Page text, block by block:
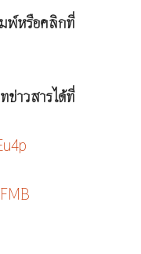
พ์หรือคลิกที่
ข่าวสารได้ที่